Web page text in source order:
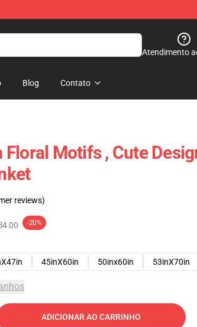
Atendimento
Blog Contato
Floral Motifs , Cute
reviews)
-20%
45inX60in 50inx60in 53inX70in
ADICIONAR AO CARRINHO